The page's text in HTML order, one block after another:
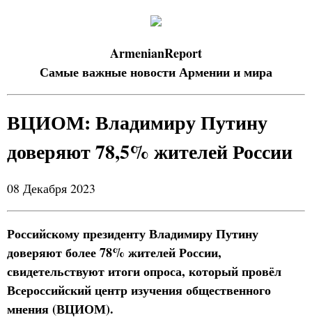
ArmenianReport
Самые важные новости Армении и мира
ВЦИОМ: Владимиру Путину
доверяют 78,5% жителей России
08 Декабря 2023
Российскому президенту Владимиру Путину
доверяют более 78% жителей России,
свидетельствуют итоги опроса, который провёл
Всероссийский центр изучения общественного
мнения (ВЦИОМ).